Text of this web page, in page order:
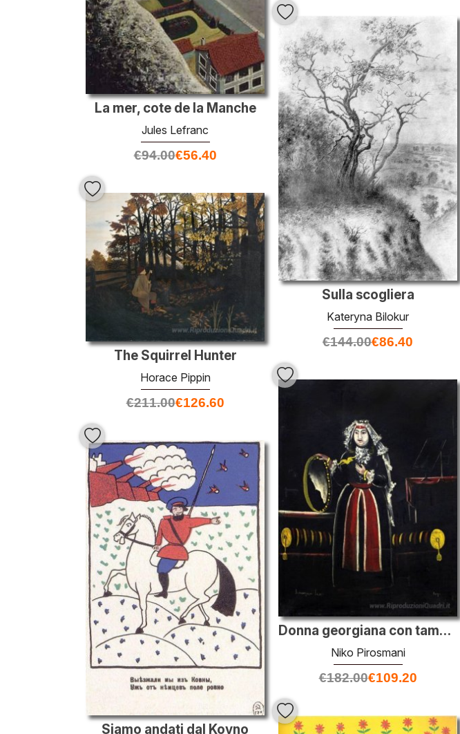
La mer, cote de la Manche
Jules Lefranc
€94.00€56.40
Sulla scogliera
Kateryna Bilokur
€144.00€86.40
The Squirrel Hunter
Horace Pippin
€211.00€126.60
Donna georgiana con tamburello
Niko Pirosmani
€182.00€109.20
Siamo andati dal Kovno